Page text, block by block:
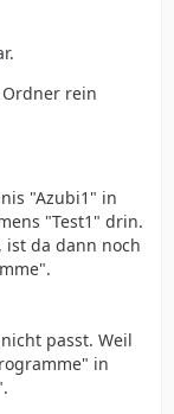
rein
"Azubi1" in
"Test1" drin.
ist da dann noch
passt. Weil
in